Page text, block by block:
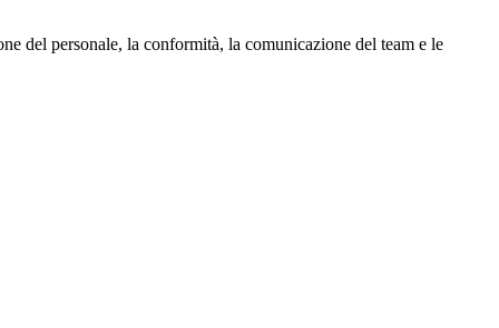
del personale, la conformità, la comunicazione del team e le